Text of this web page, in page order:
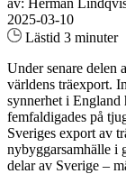
av: Herman
2025-03-10
Lästid 3 minuter
Under senare delen
världens träexport.
synnerhet i England
femfaldigades på
Sveriges export av
nybyggarsamhälle i
delar av Sverige –